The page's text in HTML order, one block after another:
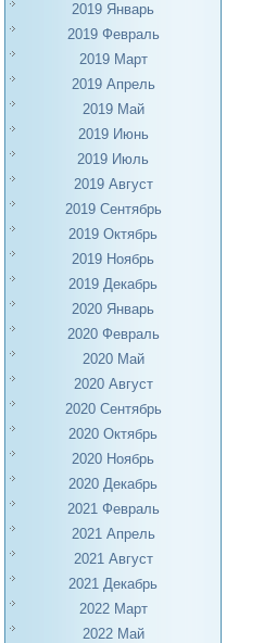
2019 Январь
2019 Февраль
2019 Март
2019 Апрель
2019 Май
2019 Июнь
2019 Июль
2019 Август
2019 Сентябрь
2019 Октябрь
2019 Ноябрь
2019 Декабрь
2020 Январь
2020 Февраль
2020 Май
2020 Август
2020 Сентябрь
2020 Октябрь
2020 Ноябрь
2020 Декабрь
2021 Февраль
2021 Апрель
2021 Август
2021 Декабрь
2022 Март
2022 Май